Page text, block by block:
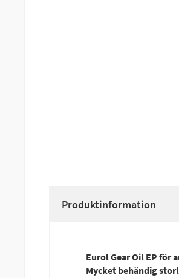
Produktinformation
Eurol Gear Oil EP för
Mycket behändig